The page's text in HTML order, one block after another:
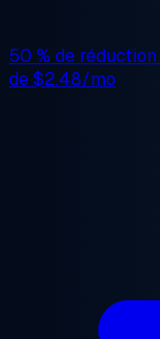
50 % de réduction
de$2.48/mo